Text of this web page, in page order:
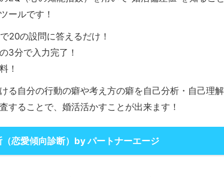
ールです！
20の設問に答えるだけ！
3分で入力完了！
！
る自分の行動の癖や考え方の癖を自己分析・自己理
することで、婚活活かすことが出来ます！
（恋愛傾向診断）by パートナーエージ